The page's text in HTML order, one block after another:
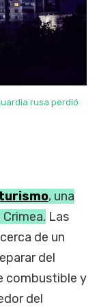
rusa perdió
, una
Las
de un
del
combustible y
del